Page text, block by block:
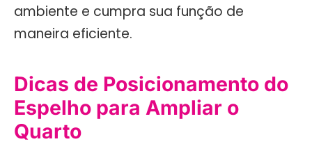
ambiente e cumpra sua função de
maneira eficiente.
Dicas de Posicionamento do
Espelho para Ampliar o
Quarto